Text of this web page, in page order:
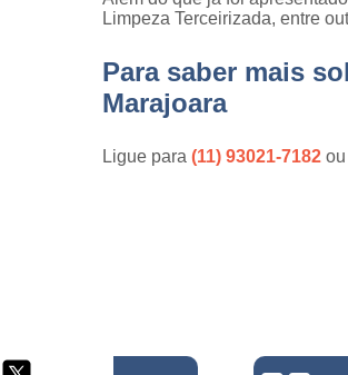
Limpeza Terceirizada, entre
Para saber mais
Marajoara
Ligue para (11) 93021-7182 ou